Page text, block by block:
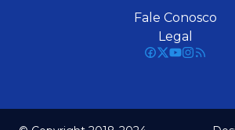
Fale Conosco
Legal